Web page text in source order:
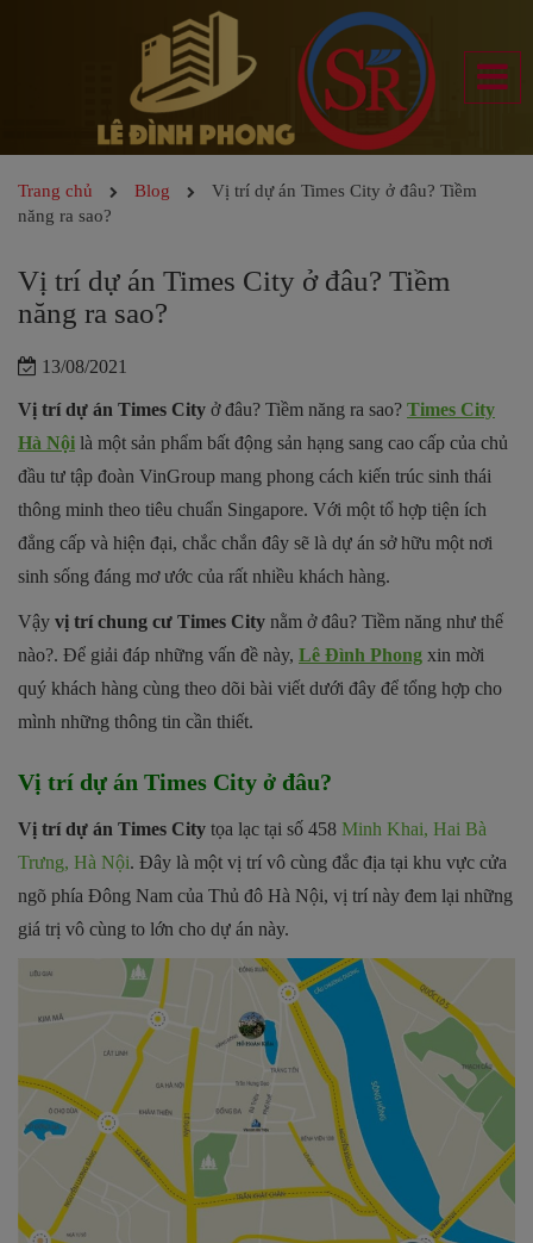
Trang chủ Blog
Vị trí dự án Times City ở đâu? Tiềm
năng ra sao?
Vị trí dự án Times City ở đâu? Tiềm
năng ra sao?
13/08/2021
Vị trí dự án Times City ở đâu? Tiềm năng ra sao? Times City
Hà Nội là một sản phẩm bất động sản hạng sang cao cấp của chủ
đầu tư tập đoàn VinGroup mang phong cách kiến trúc sinh thái
thông minh theo tiêu chuẩn Singapore. Với một tổ hợp tiện ích
đẳng cấp và hiện đại, chắc chắn đây sẽ là dự án sở hữu một nơi
sinh sống đáng mơ ước của rất nhiều khách hàng.
Vậy vị trí chung cư Times City nằm ở đâu? Tiềm năng như thế
nào?. Để giải đáp những vấn đề này, Lê Đình Phong xin mời
quý khách hàng cùng theo dõi bài viết dưới đây để tổng hợp cho
mình những thông tin cần thiết.
Vị trí dự án Times City ở đâu?
Vị trí dự án Times City tọa lạc tại số 458 Minh Khai, Hai Bà
Trưng, Hà Nội. Đây là một vị trí vô cùng đắc địa tại khu vực cửa
ngõ phía Đông Nam của Thủ đô Hà Nội, vị trí này đem lại những
giá trị vô cùng to lớn cho dự án này.